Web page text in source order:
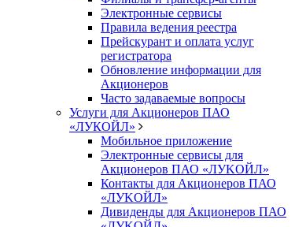
Электронные сервисы
Правила ведения реестра
Прейскурант и оплата услуг
регистратора
Обновление информации для
Акционеров
Часто задаваемые вопросы
Услуги для Акционеров ПАО
«ЛУКОЙЛ»
Мобильное приложение
Электронные сервисы для
Акционеров ПАО «ЛУKOЙЛ»
Контакты для Акционеров ПАО
«ЛУKOЙЛ»
Дивиденды для Акционеров ПАО